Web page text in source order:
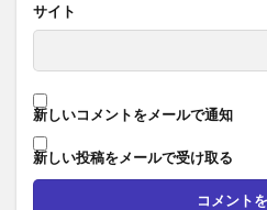
サイト
新しいコメントをメールで通知
新しい投稿をメールで受け取る